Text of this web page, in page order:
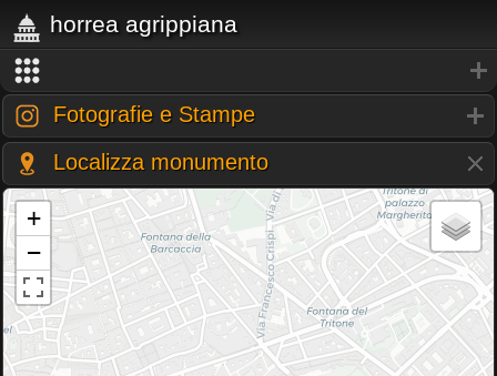
horrea agrippiana
Fotografie e Stampe
Localizza monumento
+
−